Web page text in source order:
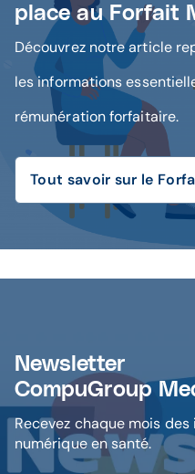
place au Forfait
Découvrez notre article
les informations
rémunération forfaitaire.
Tout savoir sur le
Newsletter
CompuGroup
Recevez chaque mois
numérique en santé.